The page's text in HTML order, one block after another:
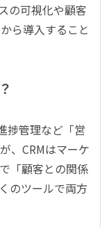
の可視化や顧客
ら導入すること
捗管理など「営
、CRMはマーケ
「顧客との関係
のツールで両方